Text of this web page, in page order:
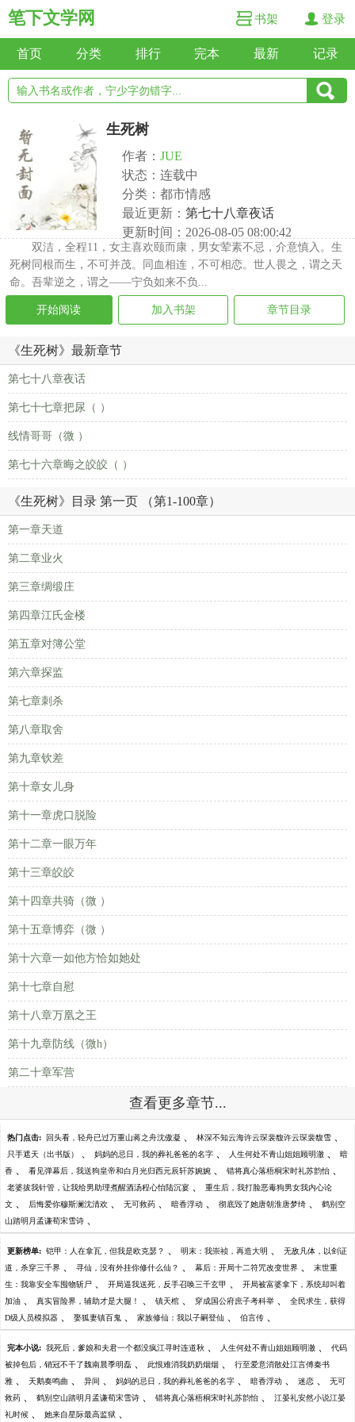
笔下文学网 书架 登录
首页 分类 排行 完本 最新 记录
生死树
作者： JUE
状态：连载中
分类：都市情感
最近更新： 第七十八章夜话
更新时间：2026-08-05 08:00:42
双洁，全程11，女主喜欢颐而康，男女荤素不忌，介意慎入。生
死树同根而生，不可并茂。同血相连，不可相恋。世人畏之，谓之天
命。吾辈逆之，谓之——宁负如来不负...
开始阅读 加入书架 章节目录
《生死树》最新章节
第七十八章夜话
第七十七章把尿（ ）
线情哥哥（微 ）
第七十六章晦之皎皎（ ）
《生死树》目录 第一页 （第1-100章）
第一章天道
第二章业火
第三章绸缎庄
第四章江氏金楼
第五章对簿公堂
第六章探监
第七章刺杀
第八章取舍
第九章钦差
第十章女儿身
第十一章虎口脱险
第十二章一眼万年
第十三章皎皎
第十四章共骑（微 ）
第十五章博弈（微 ）
第十六章一如他方恰如她处
第十七章自慰
第十八章万凰之王
第十九章防线（微h）
第二十章军营
查看更多章节...
热门点击: 回头看，轻舟已过万重山蒋之舟沈傲凝 、 林深不知云海许云琛裴馥许云琛裴馥雪 、
只手遮天（出书版） 、 妈妈的忌日，我的葬礼爸爸的名字 、 人生何处不青山姐姐顾明澈 、 暗
香 、 看见弹幕后，我送狗皇帝和白月光归西元辰轩苏婉婉 、 错将真心落梧桐宋时礼苏韵怡 、
老婆拔我针管，让我给男助理煮醒酒汤程心怡陆沉宴 、 重生后，我打脸恶毒狗男女我内心论
文 、 后悔爱你穆斯澜沈清欢 、 无可救药 、 暗香浮动 、 彻底毁了她唐朝淮唐梦绮 、 鹤别空
山踏明月孟谦荀宋雪诗 、
更新榜单: 铠甲：人在拿瓦，但我是欧克瑟？ 、 明末：我崇祯，再造大明 、 无敌凡体，以剑证
道，杀穿三千界 、 寻仙，没有外挂你修什么仙？ 、 幕后：开局十二符咒改变世界 、 末世重
生：我靠安全车囤物斩尸 、 开局逼我送死，反手召唤三千玄甲 、 开局被富婆拿下，系统却叫着
加油 、 真实冒险界，辅助才是大腿！ 、 镇天棺 、 穿成国公府庶子考科举 、 全民求生，获得
D级人员模拟器 、 娶狐妻镇百鬼 、 家族修仙：我以子嗣登仙 、 伯言传 、
完本小说: 我死后，爹娘和夫君一个都没疯江寻时连道秋 、 人生何处不青山姐姐顾明澈 、 代码
被掉包后，销冠不干了魏南晨季明磊 、 此恨难消我奶奶烟烟 、 行至爱意消散处江言傅秦书
雅 、 天鹅奏鸣曲 、 异间 、 妈妈的忌日，我的葬礼爸爸的名字 、 暗香浮动 、 迷恋 、 无可
救药 、 鹤别空山踏明月孟谦荀宋雪诗 、 错将真心落梧桐宋时礼苏韵怡 、 江晏礼安然小说江晏
礼时候 、 她来自星际最高监狱 、